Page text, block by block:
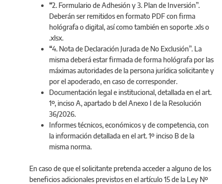
“2. Formulario de Adhesión y 3. Plan de Inversión”.
Deberán ser remitidos en formato PDF con firma
hológrafa o digital, así como también en soporte .xls o
.xlsx.
“4. Nota de Declaración Jurada de No Exclusión”. La
misma deberá estar firmada de forma hológrafa por las
máximas autoridades de la persona jurídica solicitante y
por el apoderado, en caso de corresponder.
Documentación legal e institucional, detallada en el art.
1º, inciso A, apartado b del Anexo I de la Resolución
36/2026.
Informes técnicos, económicos y de competencia, con
la información detallada en el art. 1º inciso B de la
misma norma.
En caso de que el solicitante pretenda acceder a alguno de los
beneficios adicionales previstos en el artículo 15 de la Ley Nº